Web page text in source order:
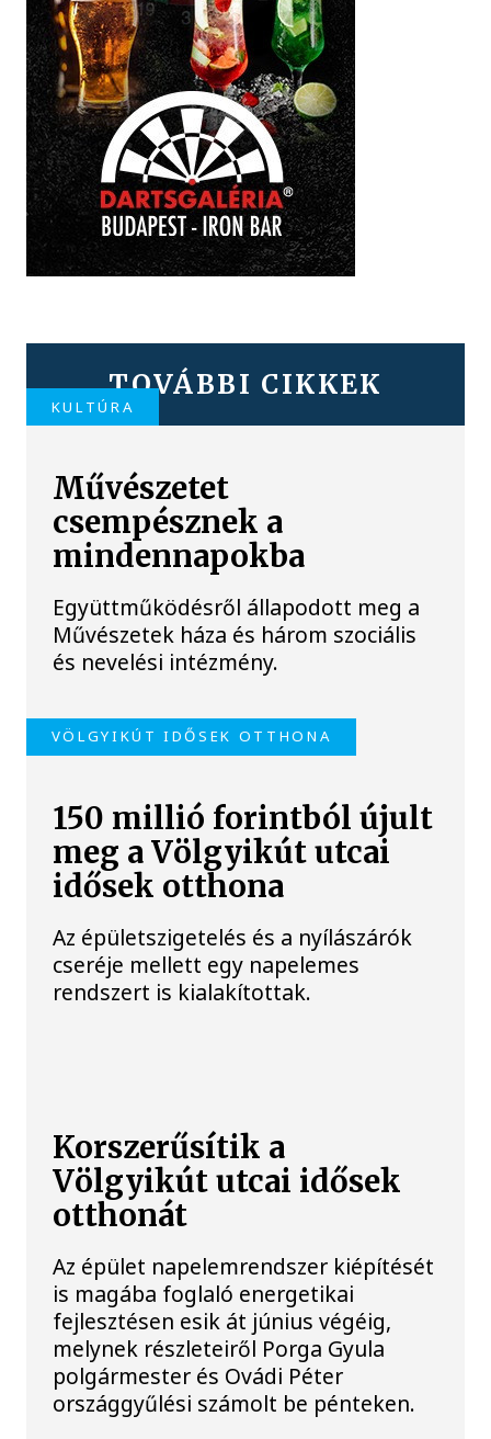
TOVÁBBI CIKKEK
KULTÚRA
Művészetet
csempésznek a
mindennapokba
Együttműködésről állapodott meg a
Művészetek háza és három szociális
és nevelési intézmény.
VÖLGYIKÚT IDŐSEK OTTHONA
150 millió forintból újult
meg a Völgyikút utcai
idősek otthona
Az épületszigetelés és a nyílászárók
cseréje mellett egy napelemes
rendszert is kialakítottak.
Korszerűsítik a
Völgyikút utcai idősek
otthonát
Az épület napelemrendszer kiépítését
is magába foglaló energetikai
fejlesztésen esik át június végéig,
melynek részleteiről Porga Gyula
polgármester és Ovádi Péter
országgyűlési számolt be pénteken.